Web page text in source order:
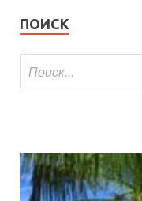
ПОИСК